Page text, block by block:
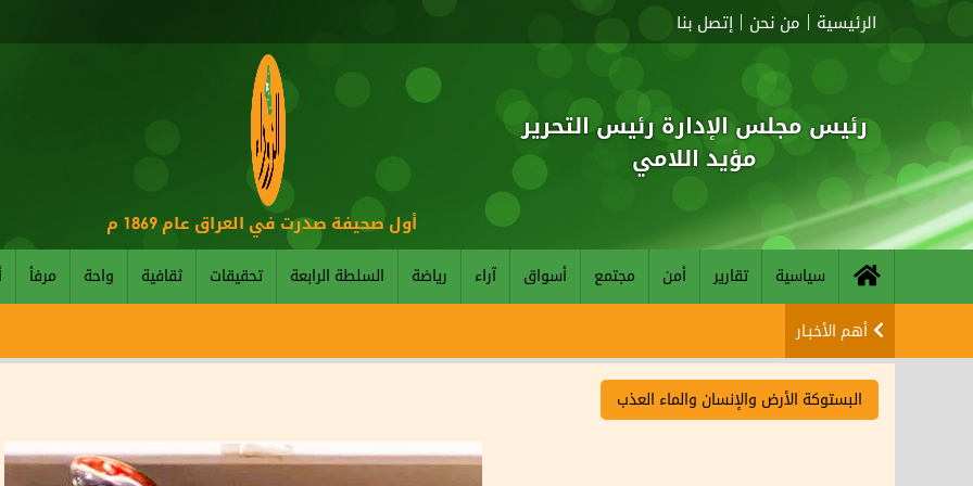
الرئيسية من نحن إتصل بنا
رئيس مجلس الإدارة رئيس التحرير
مؤيد اللامي
أول صحيفة صدرت في العراق عام 1869 م
سياسية تقارير أمن مجتمع أسواق آراء رياضة السلطة الرابعة تحقيقات ثقافية واحة مرفأ
أهم الأخبـار
البستوكة الأرض والإنسان والماء العذب